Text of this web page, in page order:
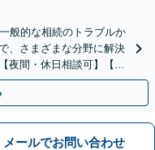
般的な相続のトラブルか
、さまざまな分野に解決
夜間・休日相談可】【完
メールでお問い合わせ